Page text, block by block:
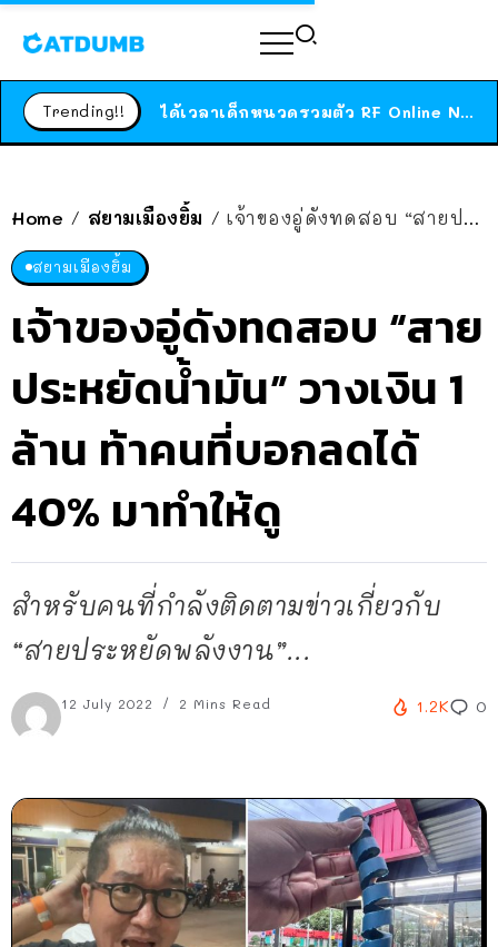
Trending!! ได้เวลาเด็กหนวดรวมตัว RF Online Next เปิดให้เล่นแล้ว เกม Sci-Fi MMORPG ระดับตำนาน เล่นได้ทั้งมือถือและ PC
Home / สยามเมืองยิ้ม / เจ้าของอู่ดังทดสอบ “สายประหยัดน้ำมัน” วางเงิน 1 ล้าน ท้าคนที่บอกลดได้ 40% มาทำให้ดู
สยามเมืองยิ้ม
เจ้าของอู่ดังทดสอบ “สาย
ประหยัดน้ำมัน” วางเงิน 1
ล้าน ท้าคนที่บอกลดได้
40% มาทำให้ดู
สำหรับคนที่กำลังติดตามข่าวเกี่ยวกับ
“สายประหยัดพลังงาน”...
12 July 2022 2 Mins Read 1.2K 0